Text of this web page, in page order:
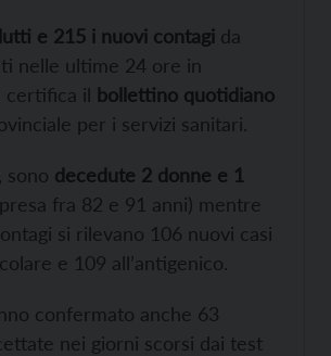
e 215 i nuovi contagi da
nelle ultime 24 ore in
certifica il bollettino quotidiano
per i servizi sanitari.
sono decedute 2 donne e 1
fra 82 e 91 anni) mentre
si rilevano 106 nuovi casi
e 109 all’antigenico.
confermato anche 63
nei giorni scorsi dai test